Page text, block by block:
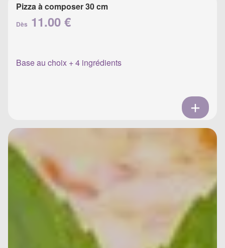
Pizza à composer 30 cm
Dès 11.00 €
Base au choix + 4 ingrédients